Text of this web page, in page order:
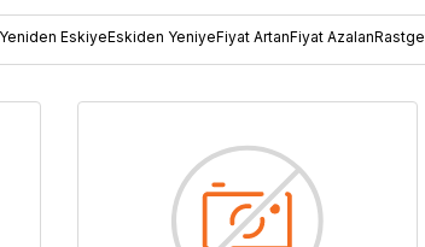
EskiyeEskiden YeniyeFiyat ArtanFiyat Azalan